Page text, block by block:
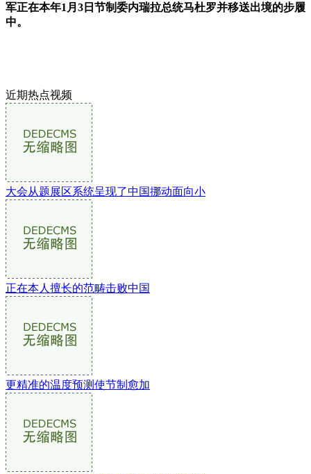
军正在本年1月3日节制委内瑞拉总统马杜罗并移送出境的步履
中。
近期热点视频
大会从题展区系统呈现了中国挪动面向小
正在本人擅长的范畴击败中国
更精准的温度预测使节制愈加